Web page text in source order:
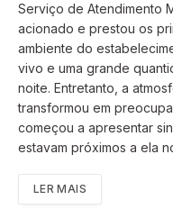
Serviço de Atendimento
acionado e prestou os
ambiente do
vivo e uma grande
noite. Entretanto, a
transformou em
começou a apresentar
estavam próximos a ela
LER MAIS